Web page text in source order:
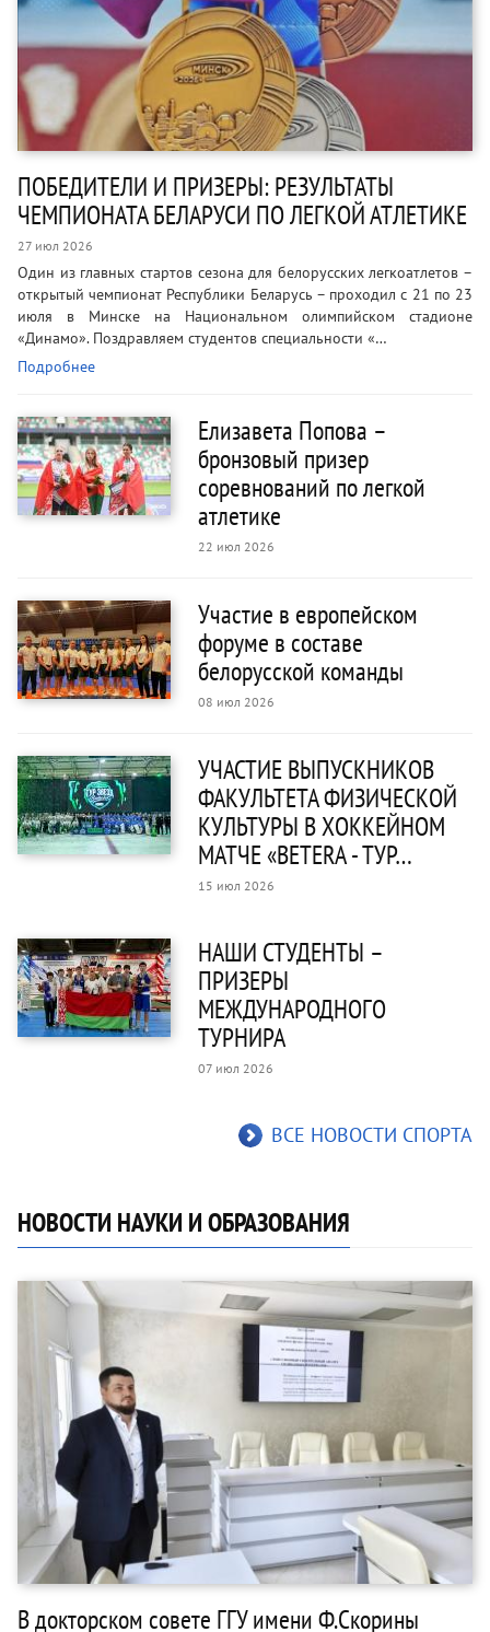
ПОБЕДИТЕЛИ И ПРИЗЕРЫ: РЕЗУЛЬТАТЫ
ЧЕМПИОНАТА БЕЛАРУСИ ПО ЛЕГКОЙ АТЛЕТИКЕ
27 июл 2026
Один из главных стартов сезона для белорусских легкоатлетов –
открытый чемпионат Республики Беларусь – проходил с 21 по 23
июля в Минске на Национальном олимпийском стадионе
«Динамо». Поздравляем студентов специальности «…
Подробнее
Елизавета Попова –
бронзовый призер
соревнований по легкой
атлетике
22 июл 2026
УЧАСТИЕ ВЫПУСКНИКОВ
ФАКУЛЬТЕТА ФИЗИЧЕСКОЙ
КУЛЬТУРЫ В ХОККЕЙНОМ
МАТЧЕ «BETERA - ТУР…
15 июл 2026
Участие в европейском
форуме в составе
белорусской команды
08 июл 2026
НАШИ СТУДЕНТЫ –
ПРИЗЕРЫ
МЕЖДУНАРОДНОГО
ТУРНИРА
07 июл 2026
ВСЕ НОВОСТИ СПОРТА
НОВОСТИ НАУКИ И ОБРАЗОВАНИЯ
В докторском совете ГГУ имени Ф.Скорины